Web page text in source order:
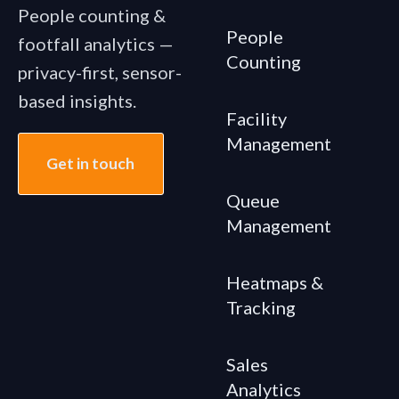
People counting &
footfall analytics —
privacy-first, sensor-
based insights.
Get in touch
People
Counting
Facility
Management
Queue
Management
Heatmaps &
Tracking
Sales
Analytics